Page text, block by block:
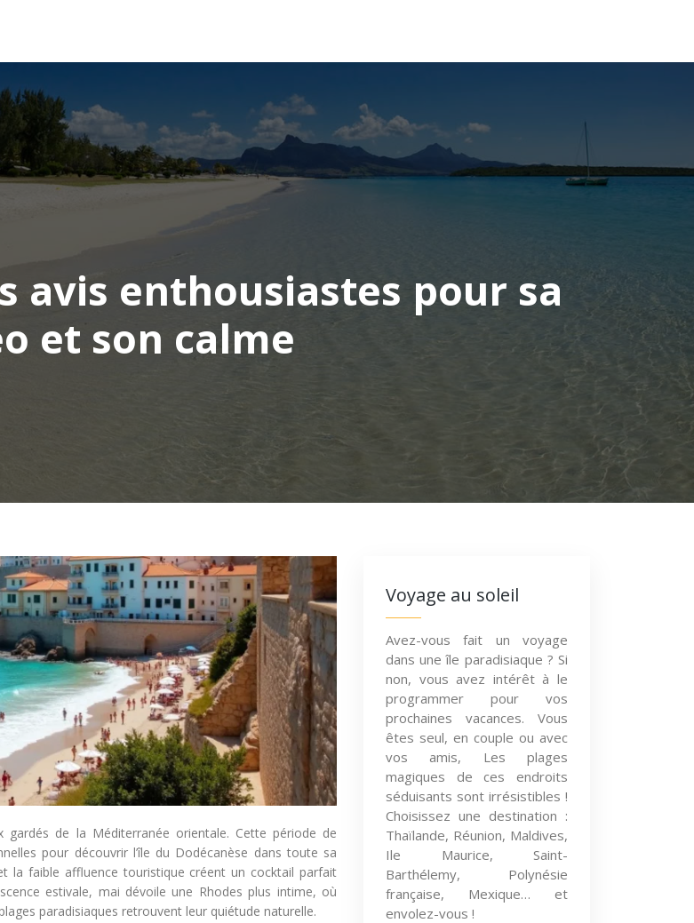
avis enthousiastes pour sa
et son calme
de la Méditerranée orientale. Cette période de
pour découvrir l’île du Dodécanèse dans toute sa
la faible affluence touristique créent un cocktail parfait
estivale, mai dévoile une Rhodes plus intime, où
paradisiaques retrouvent leur quiétude naturelle.
Voyage au soleil
Avez-vous fait un voyage
dans une île paradisiaque ? Si
non, vous avez intérêt à le
programmer pour vos
prochaines vacances. Vous
êtes seul, en couple ou avec
vos amis, Les plages
magiques de ces endroits
séduisants sont irrésistibles !
Choisissez une destination :
Thaïlande, Réunion, Maldives,
Ile Maurice, Saint-
Barthélemy, Polynésie
française, Mexique… et
envolez-vous !